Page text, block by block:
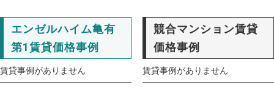
エンゼルハイム亀有
第1賃貸価格事例
賃貸事例がありません
競合マンション賃貸
価格事例
賃貸事例がありません
一括査定 スタート！